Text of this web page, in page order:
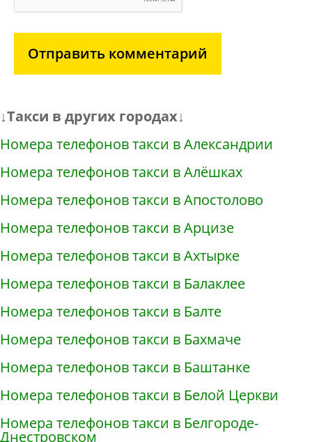
Отправить комментарий
↓Такси в других городах↓
Номера телефонов такси в Александрии
Номера телефонов такси в Алёшках
Номера телефонов такси в Апостолово
Номера телефонов такси в Арцизе
Номера телефонов такси в Ахтырке
Номера телефонов такси в Балаклее
Номера телефонов такси в Балте
Номера телефонов такси в Бахмаче
Номера телефонов такси в Баштанке
Номера телефонов такси в Белой Церкви
Номера телефонов такси в Белгороде-
Днестровском